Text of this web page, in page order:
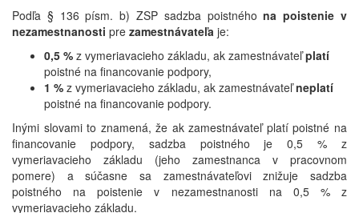
Podľa § 136 písm. b) ZSP sadzba poistnéhona poistenie v
nezamestnanosti pre zamestnávateľa je:
0,5 % z vymeriavacieho základu, ak zamestnávateľplatí
poistné na financovanie podpory,
1 % z vymeriavacieho základu, ak zamestnávateľneplatí
poistné na financovanie podpory.
Inými slovami to znamená, že ak zamestnávateľ platí poistné na
financovanie podpory, sadzba poistného je 0,5 % z
vymeriavacieho základu (jeho zamestnanca v pracovnom
pomere) a súčasne sa zamestnávateľovi znižuje sadzba
poistného na poistenie v nezamestnanosti na 0,5 % z
vymeriavacieho základu.